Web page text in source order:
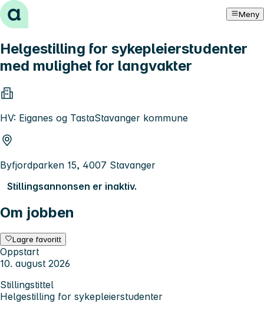
Hopp til innhold Meny
Helgestilling for sykepleierstudenter
med mulighet for langvakter
HV: Eiganes og TastaStavanger kommune
Byfjordparken 15, 4007 Stavanger
Stillingsannonsen er inaktiv.
Om jobben
Lagre favoritt
Oppstart
10. august 2026
Stillingstittel
Helgestilling for sykepleierstudenter